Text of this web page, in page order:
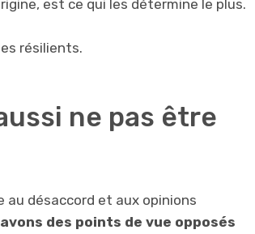
est ce qui les détermine le plus.
résilients.
ne pas être
au désaccord et aux opinions
des points de vue opposés